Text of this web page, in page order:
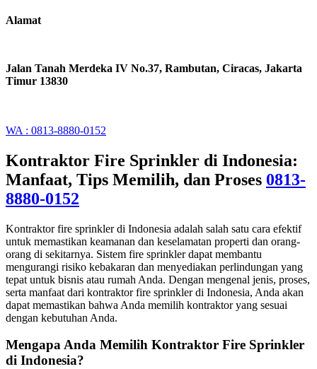
Alamat
Jalan Tanah Merdeka IV No.37, Rambutan, Ciracas, Jakarta
Timur 13830
WA : 0813-8880-0152
Kontraktor Fire Sprinkler di Indonesia:
Manfaat, Tips Memilih, dan Proses 0813-
8880-0152
Kontraktor fire sprinkler di Indonesia adalah salah satu cara efektif
untuk memastikan keamanan dan keselamatan properti dan orang-
orang di sekitarnya. Sistem fire sprinkler dapat membantu
mengurangi risiko kebakaran dan menyediakan perlindungan yang
tepat untuk bisnis atau rumah Anda. Dengan mengenal jenis, proses,
serta manfaat dari kontraktor fire sprinkler di Indonesia, Anda akan
dapat memastikan bahwa Anda memilih kontraktor yang sesuai
dengan kebutuhan Anda.
Mengapa Anda Memilih Kontraktor Fire Sprinkler
di Indonesia?